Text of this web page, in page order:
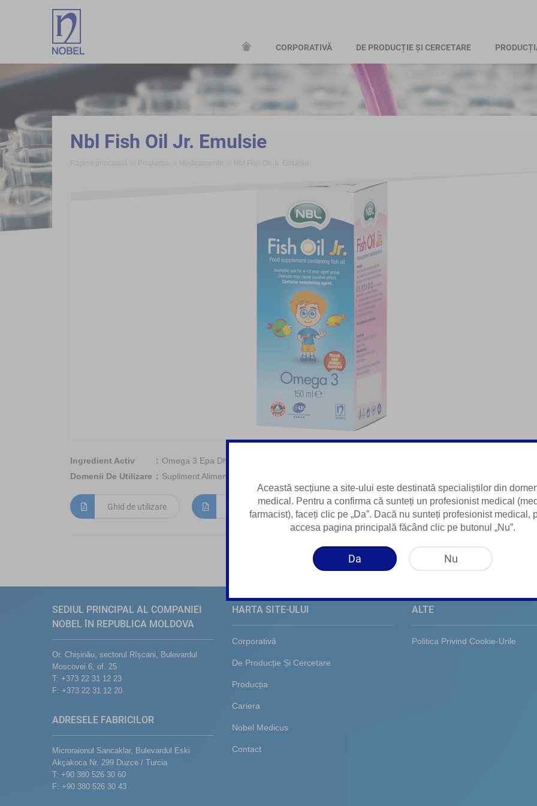
CORPORATIVĂ DE PRODUCȚIE ȘI CERCETARE
Nbl Fish Oil Jr. Emulsie
Ingredient Activ
Omega 3 Epa Dha
Domenii De Utilizare
Supliment Alimentar
Ghid de utilizare Informații succinte despre produs
SEDIUL PRINCIPAL AL COMPANIEI
NOBEL ÎN REPUBLICA MOLDOVA
Or. Chișinău, sectorul Rîșcani, Bulevardul
Moscovei 6, of. 25
T: +373 22 31 12 23
F: +373 22 31 12 20
ADRESELE FABRICILOR
Microraionul Sancaklar, Bulevardul Eski
Akçakoca Nr. 299 Duzce / Turcia
T: +90 380 526 30 60
F: +90 380 526 30 43
HARTA SITE-ULUI
Corporativă
De Producție Și Cercetare
Producția
Cariera
Nobel Medicus
Contact
ALTE
Politica Privind Cookie-Urile
Această secțiune a site-ului este destinată specialiștilor din
medical. Pentru a confirma că sunteți un profesionist medical
farmacist), faceți clic pe „Da”. Dacă nu sunteți profesionist medical,
accesa pagina principală făcând clic pe butonul „Nu”.
Da Nu